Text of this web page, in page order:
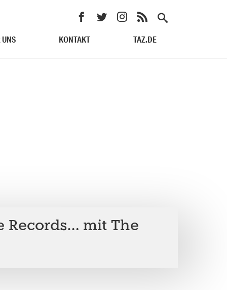
UNS KONTAKT TAZ.DE
Records… mit The